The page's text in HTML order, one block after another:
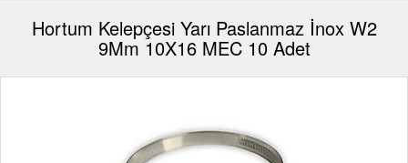
Hortum Kelepçesi Yarı Paslanmaz İnox W2
9Mm 10X16 MEC 10 Adet